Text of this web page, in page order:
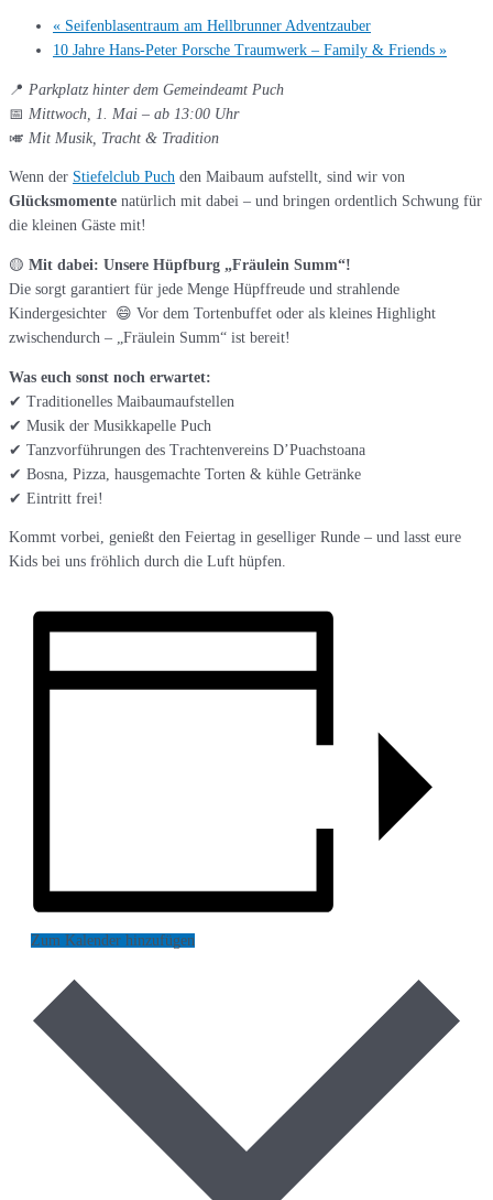
« Seifenblasentraum am Hellbrunner Adventzauber
10 Jahre Hans-Peter Porsche Traumwerk – Family & Friends »
📍 Parkplatz hinter dem Gemeindeamt Puch
📅 Mittwoch, 1. Mai – ab 13:00 Uhr
🎺 Mit Musik, Tracht & Tradition
Wenn der Stiefelclub Puch den Maibaum aufstellt, sind wir von
Glücksmomente natürlich mit dabei – und bringen ordentlich Schwung für
die kleinen Gäste mit!
🟡 Mit dabei: Unsere Hüpfburg „Fräulein Summ“!
Die sorgt garantiert für jede Menge Hüpffreude und strahlende
Kindergesichter 😄 Vor dem Tortenbuffet oder als kleines Highlight
zwischendurch – „Fräulein Summ“ ist bereit!
Was euch sonst noch erwartet:
✔ Traditionelles Maibaumaufstellen
✔ Musik der Musikkapelle Puch
✔ Tanzvorführungen des Trachtenvereins D’Puachstoana
✔ Bosna, Pizza, hausgemachte Torten & kühle Getränke
✔ Eintritt frei!
Kommt vorbei, genießt den Feiertag in geselliger Runde – und lasst eure
Kids bei uns fröhlich durch die Luft hüpfen.
Zum Kalender hinzufügen